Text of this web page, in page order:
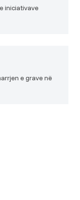
iniciativave
e grave në
mbi